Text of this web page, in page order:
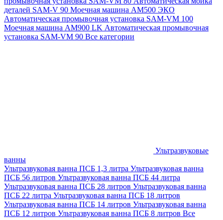
деталей SAM-V 90 Моечная машина АМ500 ЭКО
Автоматическая промывочная установка SAM-VM 100
Моечная машина AM900 LK Автоматическая промывочная
установка SAM-VM 90 Все категории
Ультразвуковые
ванны
Ультразвуковая ванна ПСБ 1,3 литра Ультразвуковая ванна
ПСБ 56 литров Ультразвуковая ванна ПСБ 44 литра
Ультразвуковая ванна ПСБ 28 литров Ультразвуковая ванна
ПСБ 22 литра Ультразвуковая ванна ПСБ 18 литров
Ультразвуковая ванна ПСБ 14 литров Ультразвуковая ванна
ПСБ 12 литров Ультразвуковая ванна ПСБ 8 литров Все